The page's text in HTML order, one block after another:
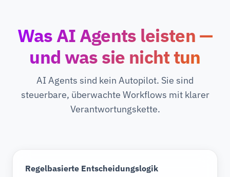
Was AI Agents leisten —
und was sie nicht tun
AI Agents sind kein Autopilot. Sie sind
steuerbare, überwachte Workflows mit klarer
Verantwortungskette.
Regelbasierte Entscheidungslogik